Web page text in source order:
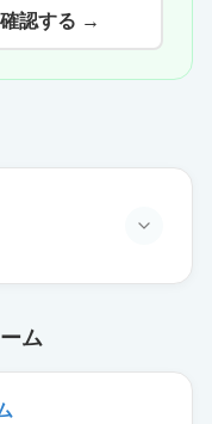
認する →
ム